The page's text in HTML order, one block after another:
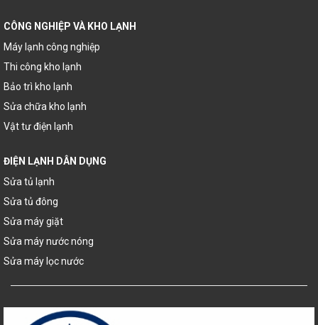
CÔNG NGHIỆP VÀ KHO LẠNH
Máy lạnh công nghiệp
Thi công kho lạnh
Bảo trì kho lạnh
Sửa chữa kho lạnh
Vật tư điện lạnh
ĐIỆN LẠNH DÂN DỤNG
Sửa tủ lạnh
Sửa tủ đông
Sửa máy giặt
Sửa máy nước nóng
Sửa máy lọc nước